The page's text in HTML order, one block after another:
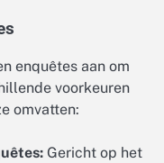
enquêtes aan om
voorkeuren
omvatten:
Gericht op het